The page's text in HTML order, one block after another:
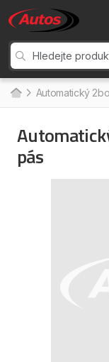
Automatický
pás